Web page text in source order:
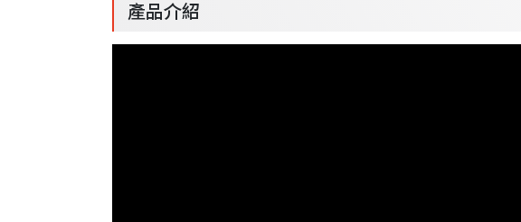
產品介紹